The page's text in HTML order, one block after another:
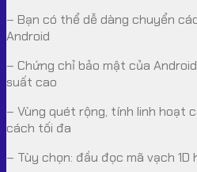
– Bạn có thể dễ dàng chuyển
Android
– Chứng chỉ bảo mật của
suất cao
– Vùng quét rộng, tính linh hoạt
cách tối đa
– Tùy chọn: đầu đọc mã vạch 1D